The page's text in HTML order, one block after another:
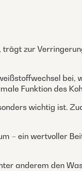
zur
bei,
Funktion des
wichtig ist.
– ein wertvoller
anderem den